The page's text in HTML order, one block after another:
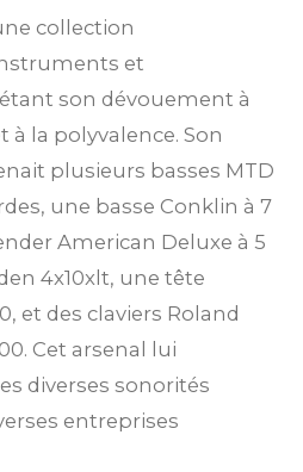
collection
et
son dévouement à
à la polyvalence. Son
plusieurs basses MTD
une basse Conklin à 7
American Deluxe à 5
4x10xlt, une tête
et des claviers Roland
Cet arsenal lui
diverses sonorités
entreprises